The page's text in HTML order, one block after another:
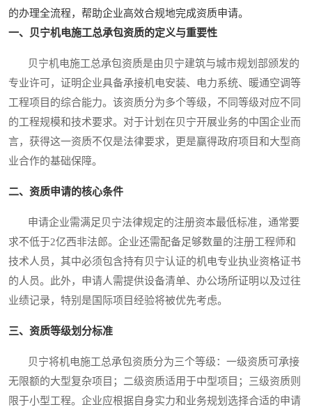
的办理全流程，帮助企业高效合规地完成资质申请。
一、贝宁机电施工总承包资质的定义与重要性
贝宁机电施工总承包资质是由贝宁建筑与城市规划部颁发的
专业许可，证明企业具备承接机电安装、电力系统、暖通空调等
工程项目的综合能力。该资质分为多个等级，不同等级对应不同
的工程规模和技术要求。对于计划在贝宁开展业务的中国企业而
言，获得这一资质不仅是法律要求，更是赢得政府项目和大型商
业合作的基础保障。
二、资质申请的核心条件
申请企业需满足贝宁法律规定的注册资本最低标准，通常要
求不低于2亿西非法郎。企业还需配备足够数量的注册工程师和
技术人员，其中必须包含持有贝宁认证的机电专业执业资格证书
的人员。此外，申请人需提供设备清单、办公场所证明以及过往
业绩记录，特别是国际项目经验将被优先考虑。
三、资质等级划分标准
贝宁将机电施工总承包资质分为三个等级：一级资质可承接
无限额的大型复杂项目；二级资质适用于中型项目；三级资质则
限于小型工程。企业应根据自身实力和业务规划选择合适的申请